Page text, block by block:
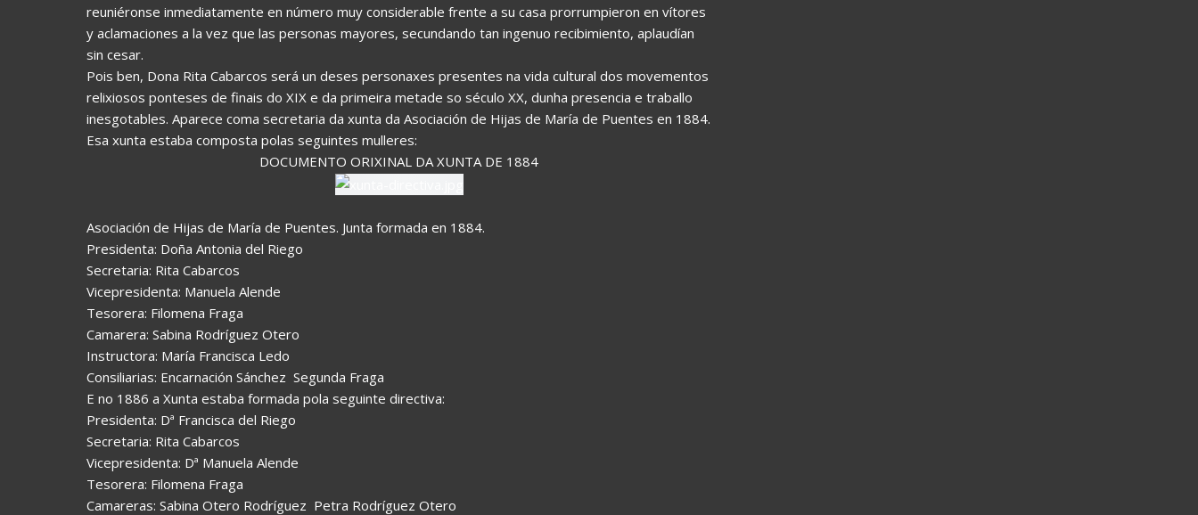
reuniéronse inmediatamente en número muy considerable frente a su casa prorrumpieron en vítores
y aclamaciones a la vez que las personas mayores, secundando tan ingenuo recibimiento, aplaudían
sin cesar.
Pois ben, Dona Rita Cabarcos será un deses personaxes presentes na vida cultural dos movementos
relixiosos ponteses de finais do XIX e da primeira metade so século XX, dunha presencia e traballo
inesgotables. Aparece coma secretaria da xunta da Asociación de Hijas de María de Puentes en 1884.
Esa xunta estaba composta polas seguintes mulleres:
DOCUMENTO ORIXINAL DA XUNTA DE 1884
Asociación de Hijas de María de Puentes. Junta formada en 1884.
Presidenta: Doña Antonia del Riego
Secretaria: Rita Cabarcos
Vicepresidenta: Manuela Alende
Tesorera: Filomena Fraga
Camarera: Sabina Rodríguez Otero
Instructora: María Francisca Ledo
Consiliarias: Encarnación Sánchez  Segunda Fraga
E no 1886 a Xunta estaba formada pola seguinte directiva:
Presidenta: Dª Francisca del Riego
Secretaria: Rita Cabarcos
Vicepresidenta: Dª Manuela Alende
Tesorera: Filomena Fraga
Camareras: Sabina Otero Rodríguez  Petra Rodríguez Otero